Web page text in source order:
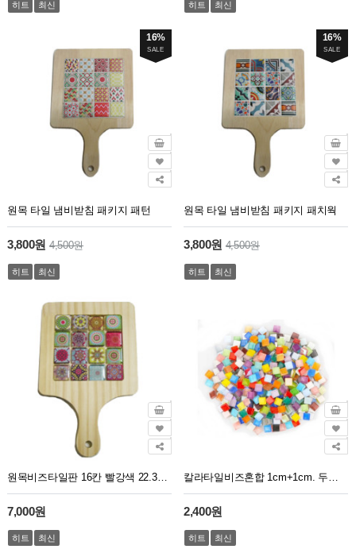
히트 최신 히트 최신
16%
SALE
원목 타일 냄비받침 패키지 패턴
3,800원 4,500원
히트 최신
16%
SALE
원목 타일 냄비받침 패키지 패치웍
3,800원4,500원
히트 최신
원목비즈타일판 16칸 빨강색 22.3cm 14cm 두께 1.5cm
7,000원
히트 최신
2,400원
히트 최신